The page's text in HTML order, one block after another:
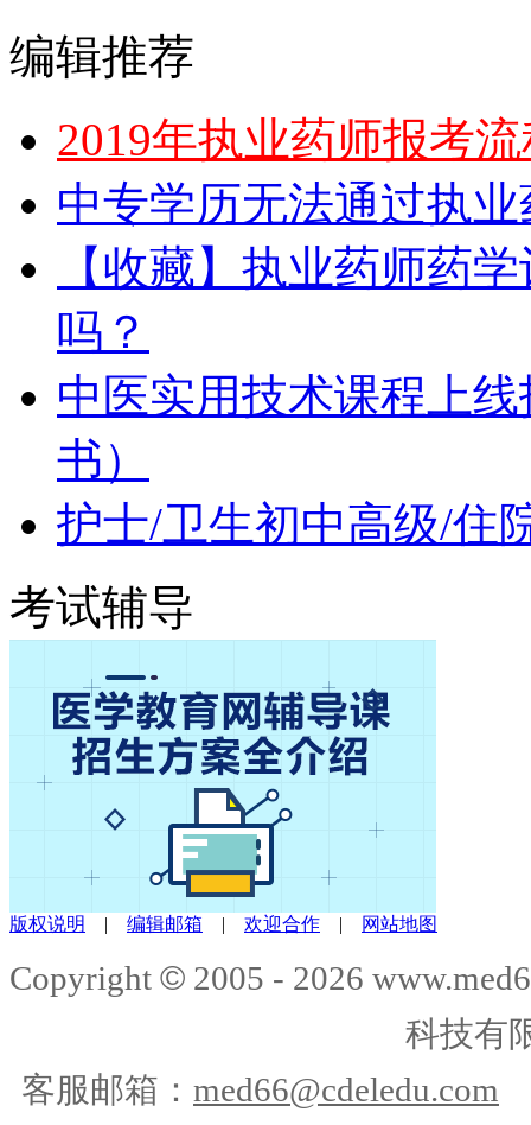
编辑推荐
2019年执业药师报考
中专学历无法通过执
【收藏】执业药师药
吗？
中医实用技术课程上
书）
护士/卫生初中高级/住
考试辅导
版权说明 | 编辑邮箱 | 欢迎合作 | 网站地图
Copyright © 2005 - 2026
科技有
客服邮箱： med66@cdeledu.com